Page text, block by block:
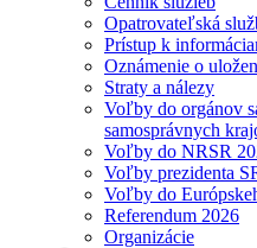
Opatrovateľská
Prístup k
Oznámenie o
Straty a nálezy
Voľby do orgánov
samosprávnych
Voľby do NRSR
Voľby prezidenta
Voľby do
Referendum 2026
Organizácie